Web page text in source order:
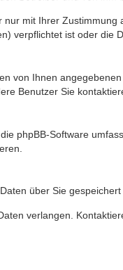
mit Ihrer
verpflichtet ist oder die
von Ihnen
Benutzer Sie
phpBB-Software
über Sie gespeichert
verlangen.